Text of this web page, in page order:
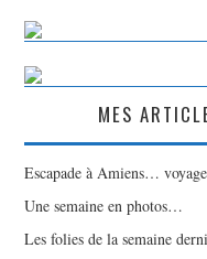
MES
Escapade à Amiens…
Une semaine en photos…
Les folies de la semaine